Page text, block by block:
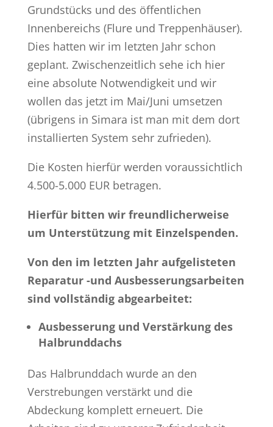
Grundstücks und des öffentlichen
Innenbereichs (Flure und Treppenhäuser).
Dies hatten wir im letzten Jahr schon
geplant. Zwischenzeitlich sehe ich hier
eine absolute Notwendigkeit und wir
wollen das jetzt im Mai/Juni umsetzen
(übrigens in Simara ist man mit dem dort
installierten System sehr zufrieden).
Die Kosten hierfür werden voraussichtlich
4.500-5.000 EUR betragen.
Hierfür bitten wir freundlicherweise
um Unterstützung mit Einzelspenden.
Von den im letzten Jahr aufgelisteten
Reparatur -und Ausbesserungsarbeiten
sind vollständig abgearbeitet:
Ausbesserung und Verstärkung des
Halbrunddachs
Das Halbrunddach wurde an den
Verstrebungen verstärkt und die
Abdeckung komplett erneuert. Die